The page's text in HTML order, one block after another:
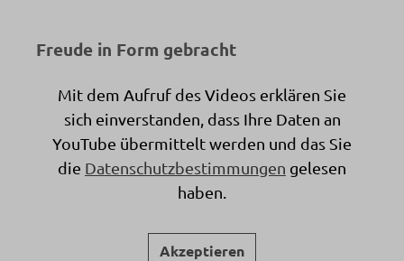
Freude in Form gebracht
Mit dem Aufruf des Videos erklären Sie
sich einverstanden, dass Ihre Daten an
YouTube übermittelt werden und das Sie
die Datenschutzbestimmungen gelesen
haben.
Akzeptieren